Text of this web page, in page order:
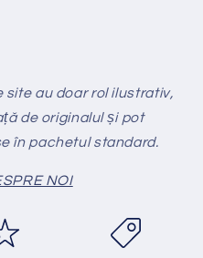
site au doar rol ilustrativ,
de originalul și pot
în pachetul standard.
NOI